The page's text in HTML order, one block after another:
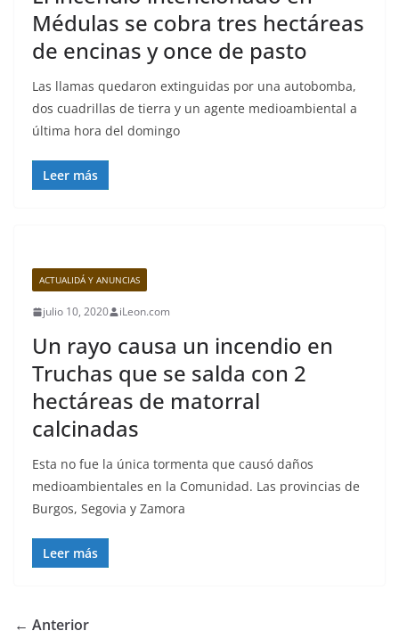
Médulas se cobra tres hectáreas
de encinas y once de pasto
Las llamas quedaron extinguidas por una autobomba,
dos cuadrillas de tierra y un agente medioambiental a
última hora del domingo
Leer más
ACTUALIDÁ Y ANUNCIAS
julio 10, 2020 iLeon.com
Un rayo causa un incendio en
Truchas que se salda con 2
hectáreas de matorral
calcinadas
Esta no fue la única tormenta que causó daños
medioambientales en la Comunidad. Las provincias de
Burgos, Segovia y Zamora
Leer más
← Anterior